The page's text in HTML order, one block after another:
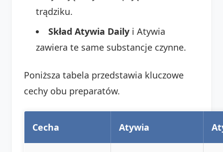
trądziku.
Skład Atywia Daily i Atywia
zawiera te same substancje czynne.
Poniższa tabela przedstawia kluczowe
cechy obu preparatów.
Cecha Atywia